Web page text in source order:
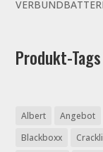
Produkt-Tags
Albert Angebot
Blackboxx